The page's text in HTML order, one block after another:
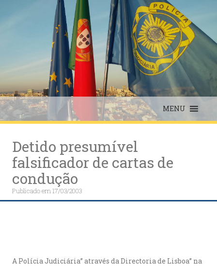
MENU
Detido presumível
falsificador de cartas de
condução
Publicado em17/03/2003
A Polícia Judiciária” através da Directoria de Lisboa” na